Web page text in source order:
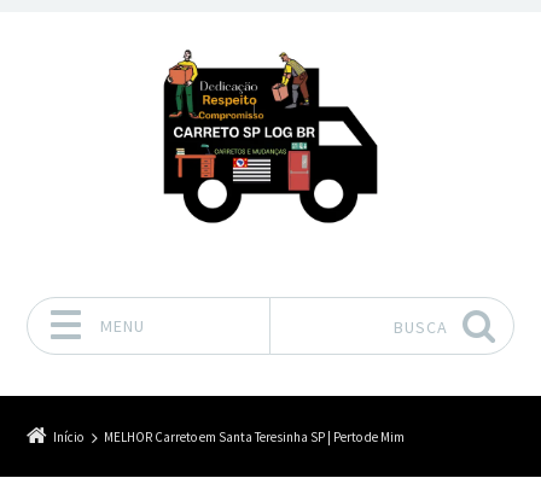
MENU BUSCA
Início MELHOR Carreto em Santa Teresinha SP | Perto de Mim